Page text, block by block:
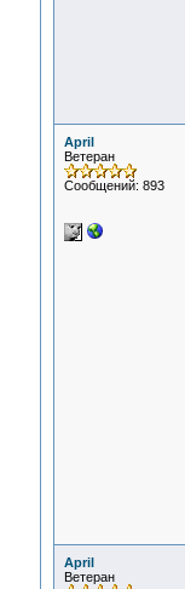
April
Ветеран
Сообщений: 893
April
Ветеран